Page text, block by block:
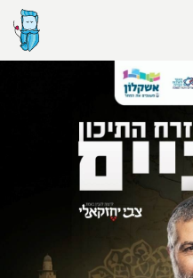
הפרופיל שלי
התנתק